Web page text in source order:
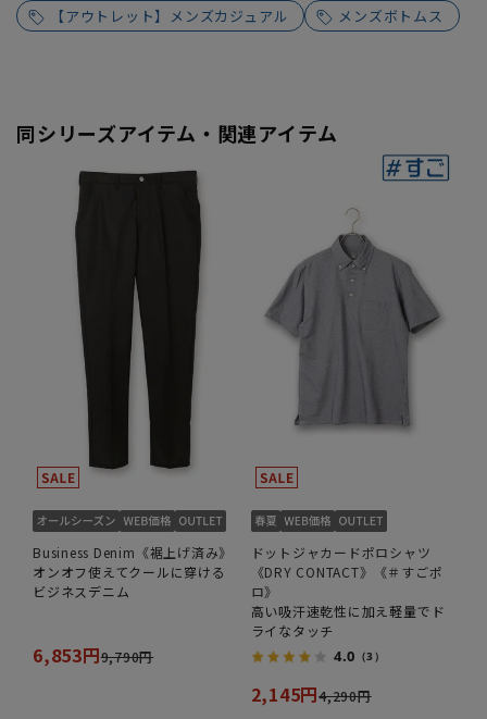
【アウトレット】メンズカジュアル メンズボトムス
同シリーズアイテム・関連アイテム
Business Denim《裾上げ済み》
オンオフ使えてクールに穿ける
ビジネスデニム
6,853円9,790円
ドットジャカードポロシャツ
《DRY CONTACT》《＃すごポ
ロ》
高い吸汗速乾性に加え軽量でド
ライなタッチ
4.0 （3）
2,145円4,290円